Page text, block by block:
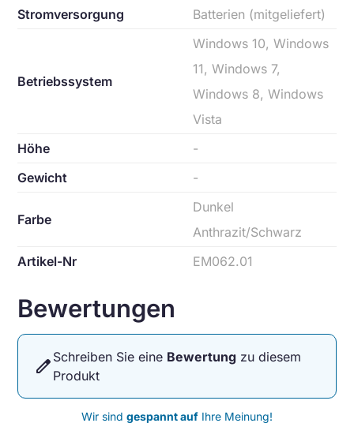
Stromversorgung
Batterien (mitgeliefert)
Betriebssystem
Windows 10, Windows
11, Windows 7,
Windows 8, Windows
Vista
Höhe
-
Gewicht
-
Farbe
Dunkel
Anthrazit/Schwarz
Artikel-Nr
EM062.01
Bewertungen
edit Schreiben Sie eine Bewertung zu diesem
Produkt
Wir sind gespannt auf Ihre Meinung!